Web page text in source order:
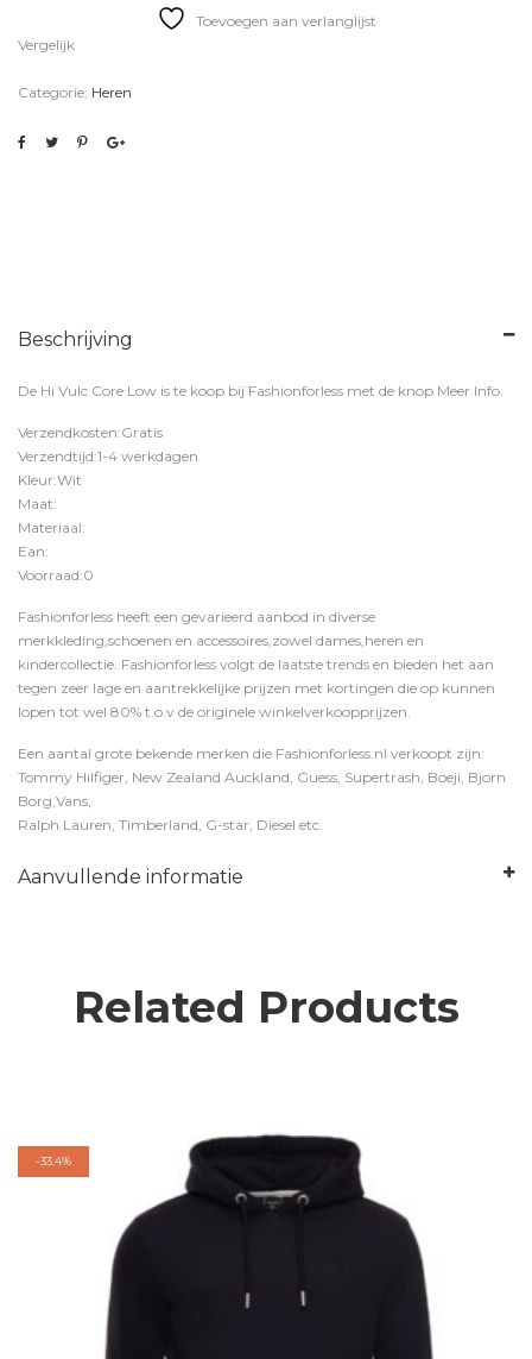
Toevoegen aan verlanglijst
Vergelijk
Categorie: Heren
Beschrijving
De Hi Vulc Core Low is te koop bij Fashionforless met de knop Meer Info.
Verzendkosten:Gratis
Verzendtijd:1-4 werkdagen
Kleur:Wit
Maat:
Materiaal:
Ean:
Voorraad:0
Fashionforless heeft een gevarieerd aanbod in diverse
merkkleding,schoenen en accessoires,zowel dames,heren en
kindercollectie. Fashionforless volgt de laatste trends en bieden het aan
tegen zeer lage en aantrekkelijke prijzen met kortingen die op kunnen
lopen tot wel 80% t.o.v de originele winkelverkoopprijzen.
Een aantal grote bekende merken die Fashionforless.nl verkoopt zijn:
Tommy Hilfiger, New Zealand Auckland, Guess, Supertrash, Boeji, Bjorn
Borg,Vans,
Ralph Lauren, Timberland, G-star, Diesel etc.
Aanvullende informatie
Related Products
-33.4%